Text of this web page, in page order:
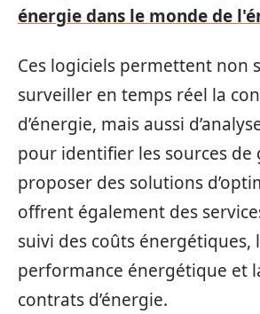
énergie dans le monde de
Ces logiciels permettent non
surveiller en temps réel la
d’énergie, mais aussi
pour identifier les sources de
proposer des solutions
offrent également des
suivi des coûts énergétiques,
performance énergétique et
contrats d’énergie.